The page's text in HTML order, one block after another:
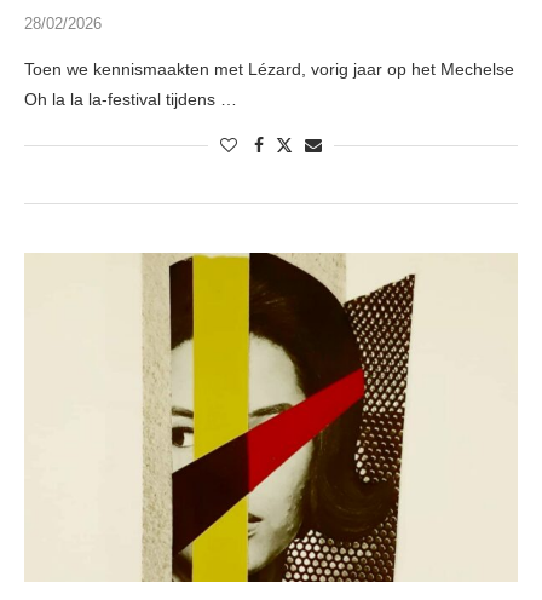
28/02/2026
Toen we kennismaakten met Lézard, vorig jaar op het Mechelse
Oh la la la-festival tijdens …